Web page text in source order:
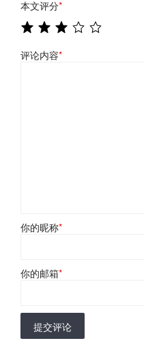
本文评分*
评论内容*
你的昵称*
你的邮箱*
提交评论